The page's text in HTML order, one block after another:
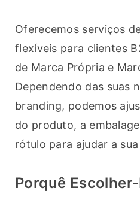
Oferecemos serviços
flexíveis para clientes
de Marca Própria e
Dependendo das suas
branding, podemos
do produto, a
rótulo para ajudar a
Porquê